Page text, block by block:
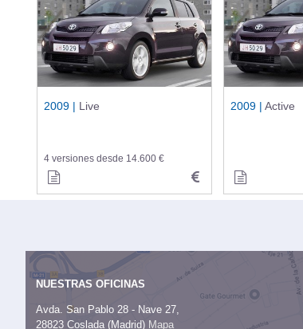
2009 | Live
4 versiones desde 14.600 €
2009 | Active
NUESTRAS OFICINAS
Avda. San Pablo 28 - Nave 27,
28823 Coslada (Madrid) Mapa